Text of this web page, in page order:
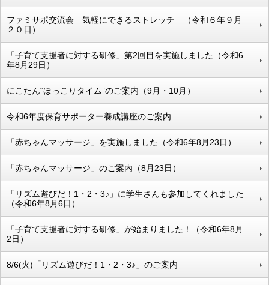
ファミサポ交流会 気軽にできるストレッチ （令和６年９月
２０日）
「子育て支援者に対する研修」第2回目を実施しました（令和6
年8月29日）
にこたん“ほっこりタイム”のご案内（9月・10月）
令和6年度保育サポーター養成講座のご案内
「赤ちゃんマッサージ」を実施しました（令和6年8月23日）
「赤ちゃんマッサージ」のご案内（8月23日）
「リズム遊びだ！1・2・3♪」に学生さんも参加してくれました
（令和6年8月6日）
「子育て支援者に対する研修」が始まりました！（令和6年8月
2日）
8/6(火)「リズム遊びだ！1・2・3♪」のご案内